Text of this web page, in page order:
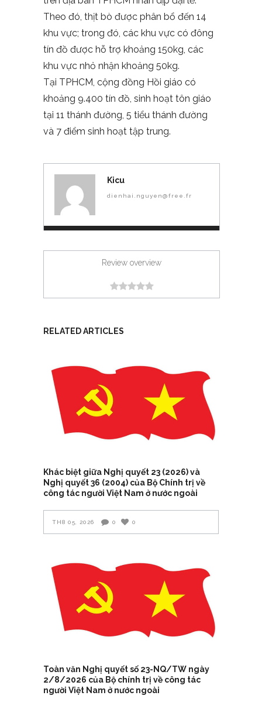
Theo đó, thịt bò được phân bổ đến 14
khu vực; trong đó, các khu vực có đông
tín đồ được hỗ trợ khoảng 150kg, các
khu vực nhỏ nhận khoảng 50kg.
Tại TPHCM, cộng đồng Hồi giáo có
khoảng 9.400 tín đồ, sinh hoạt tôn giáo
tại 11 thánh đường, 5 tiểu thánh đường
và 7 điểm sinh hoạt tập trung.
Kicu
dienhai.nguyen@free.fr
Review overview
RELATED ARTICLES
Khác biệt giữa Nghị quyết 23 (2026) và
Nghị quyết 36 (2004) của Bộ Chính trị về
công tác người Việt Nam ở nước ngoài
TH8 05, 2026 0 0
Toàn văn Nghị quyết số 23-NQ/TW ngày
2/8/2026 của Bộ chính trị về công tác
người Việt Nam ở nước ngoài